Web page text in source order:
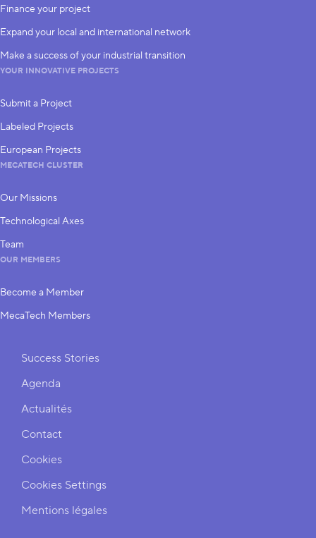
Finance your project
Expand your local and international network
Make a success of your industrial transition
YOUR INNOVATIVE PROJECTS
Submit a Project
Labeled Projects
European Projects
MECATECH CLUSTER
Our Missions
Technological Axes
Team
OUR MEMBERS
Become a Member
MecaTech Members
Shortcuts
Success Stories
Agenda
Actualités
Contact
Cookies
Cookies Settings
Mentions légales